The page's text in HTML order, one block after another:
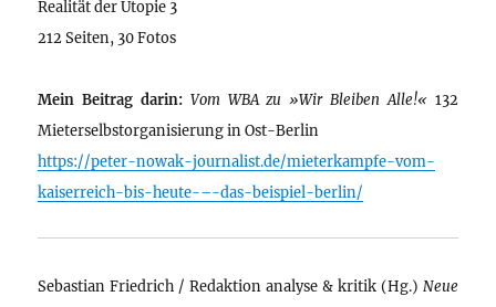
Realität der Utopie 3
212 Seiten, 30 Fotos
Mein Beitrag darin: Vom WBA zu »Wir Bleiben Alle!« 132
Mieterselbstorganisierung in Ost-Berlin
https://peter-nowak-journalist.de/mieterkampfe-vom-
kaiserreich-bis-heute-–-das-beispiel-berlin/
Sebastian Friedrich / Redaktion analyse & kritik (Hg.) Neue